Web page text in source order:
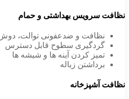
نظافت سرویس بهداشتی و حمام
نظافت و ضدعفونی توالت،
گردگیری سطوح قابل دسترس
تمیز کردن آینه ها و شیشه ها
برداشتن زباله
نظافت آشپزخانه